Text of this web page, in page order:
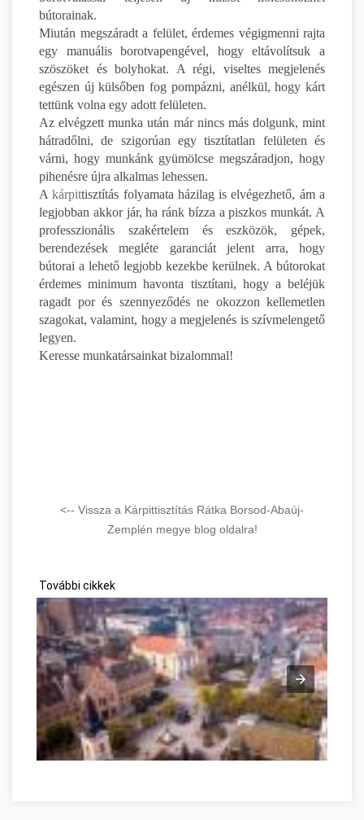
bútorainak.
Miután megszáradt a felület, érdemes végigmenni rajta
egy manuális borotvapengével, hogy eltávolítsuk a
szöszöket és bolyhokat. A régi, viseltes megjelenés
egészen új külsőben fog pompázni, anélkül, hogy kárt
tettünk volna egy adott felületen.
Az elvégzett munka után már nincs más dolgunk, mint
hátradőlni, de szigorúan egy tisztítatlan felületen és
várni, hogy munkánk gyümölcse megszáradjon, hogy
pihenésre újra alkalmas lehessen.
Akárpittisztítás folyamata házilag is elvégezhető, ám a
legjobban akkor jár, ha ránk bízza a piszkos munkát. A
professzionális szakértelem és eszközök, gépek,
berendezések megléte garanciát jelent arra, hogy
bútorai a lehető legjobb kezekbe kerülnek. A bútorokat
érdemes minimum havonta tisztítani, hogy a beléjük
ragadt por és szennyeződés ne okozzon kellemetlen
szagokat, valamint, hogy a megjelenés is szívmelengető
legyen.
Keresse munkatársainkat bizalommal!
<-- Vissza a Kárpittisztítás Rátka Borsod-Abaúj-
Zemplén megye blog oldalra!
További cikkek